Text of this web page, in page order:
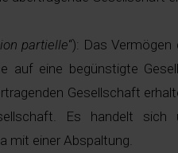
partielle“): Das
auf eine begünstigte
Gesellschaft
Es handelt sich
mit einer Abspaltung.